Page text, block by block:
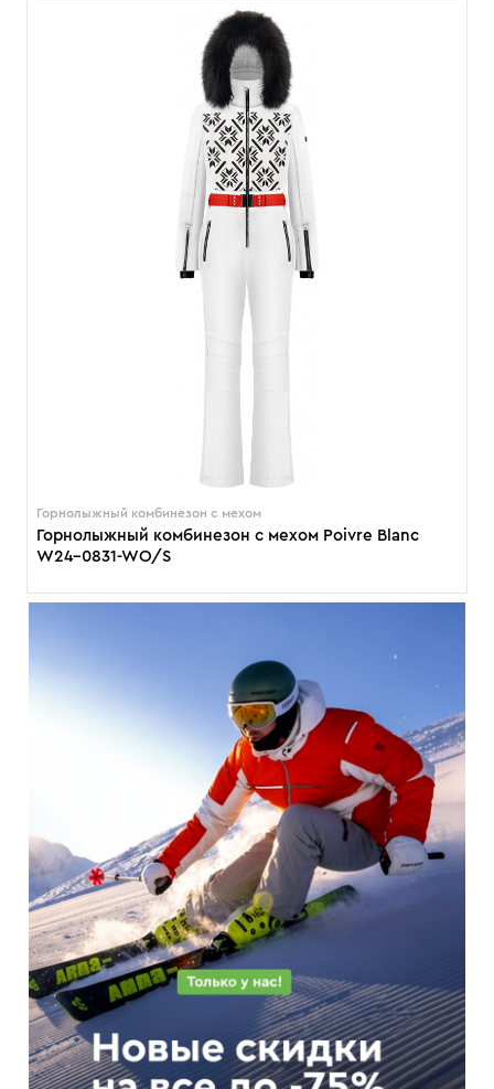
Горнолыжный комбинезон с мехом
Горнолыжный комбинезон с мехом Poivre Blanc
W24-0831-WO/S